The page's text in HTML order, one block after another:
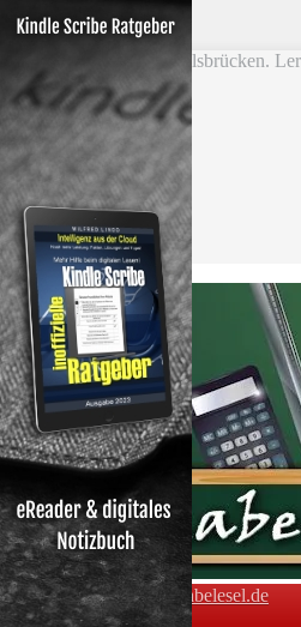
Skip to main content
Vokabel Lernen mit Eselsbrücken.
Schlüsselwortmethode
Bestseller
Etsy-Shop
Fire Tablets Kids
T-Shirts
Blog
Lerntipps
Produkte
Toggle navigation Vokabelesel.de